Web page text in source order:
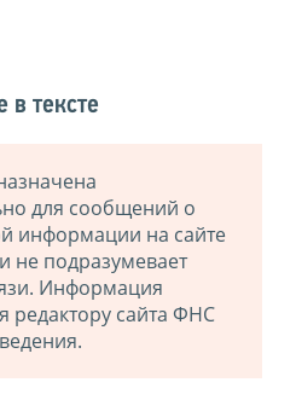
тексте
для сообщений о
информации на сайте
не подразумевает
Информация
редактору сайта ФНС